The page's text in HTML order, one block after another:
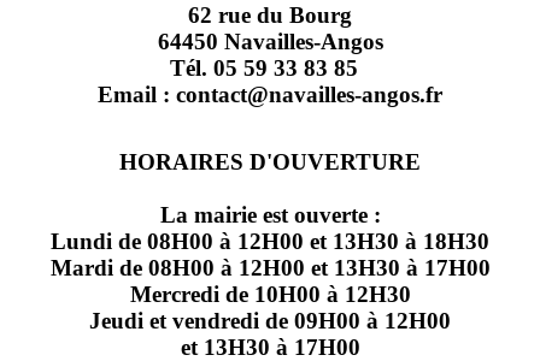
62 rue du Bourg
64450 Navailles-Angos
Tél. 05 59 33 83 85
Email : contact@navailles-angos.fr
HORAIRES D'OUVERTURE
La mairie est ouverte :
Lundi de 08H00 à 12H00 et 13H30 à 18H30
Mardi de 08H00 à 12H00 et 13H30 à 17H00
Mercredi de 10H00 à 12H30
Jeudi et vendredi de 09H00 à 12H00
et 13H30 à 17H00